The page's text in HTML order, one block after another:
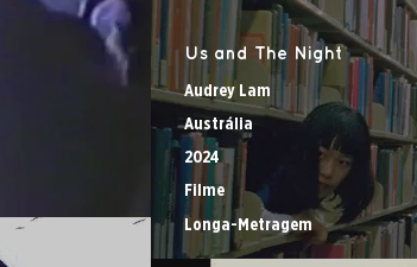
Longa-Metragem
Us and The Night
Audrey Lam
Austrália
2024
Filme